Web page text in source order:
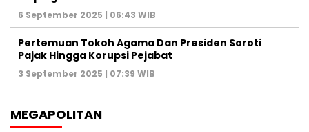
6 September 2025 | 06:43 WIB
Pertemuan Tokoh Agama Dan Presiden Soroti
Pajak Hingga Korupsi Pejabat
3 September 2025 | 07:39 WIB
MEGAPOLITAN